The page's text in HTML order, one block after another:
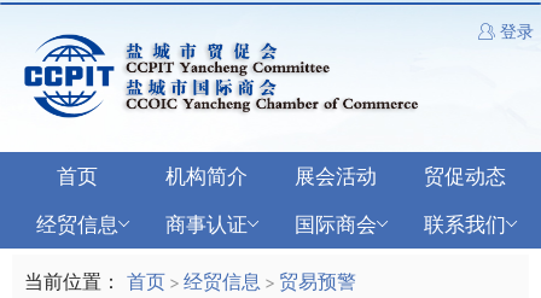
登录
首页 机构简介 展会活动
贸促动态
经贸信息
商事认证 国际商会 联系我们
当前位置： 首页 > 经贸信息 > 贸易预警